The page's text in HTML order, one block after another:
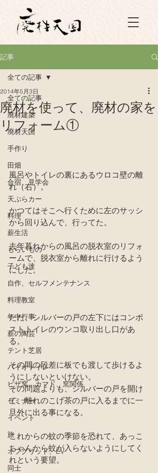
記事
全ての記事
廃材建築
廃材天国
手作り
田畑
合宿、見学会
天ぷらカー
料理
薪生活
もらいもの
子ども達
自作、セルフメンテナンス
料理教室
年中行事
薪の陶芸
テント芝居
バイオトイレ
ピザ窯、カマド、窯関係
セミナー
イベント
旅
オフグリッド、EV
同士
全ての記事
廃材を使って、廃材の家を
リフォーム①
2014年5月3日
風呂やトイレの裏にあるウロコ壁の離
れ（右）。
かつてはそこへ行くために左のサッシ
から回り込んで、行ってた。
去年暮れからの風呂の脱衣室のリフォ
ームで、脱衣室から離れに行けるよう
にした。
ただ、シルバーの戸の左下にはコンポ
ストトイレのウンコ取り出し口があ
る。
その間の段差に板でも渡して歩けるよ
うにしないといけない。
その問題よりも、シルバーの戸を開け
て、離れのこげ茶の戸に入るまでに一
旦外に出る事になる。
これからの蚊の季節を恐れて、あっこ
ちゃんから蚊が入らないようにしてく
れという要望。